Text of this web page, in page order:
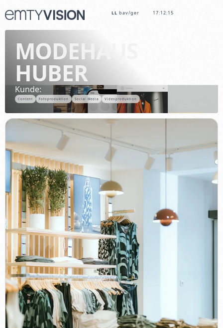
LL bav/ger 17:12:16
MODEHAUS
HUBER
Kunde:
Content Fotoproduktion Social Media Videoproduktion